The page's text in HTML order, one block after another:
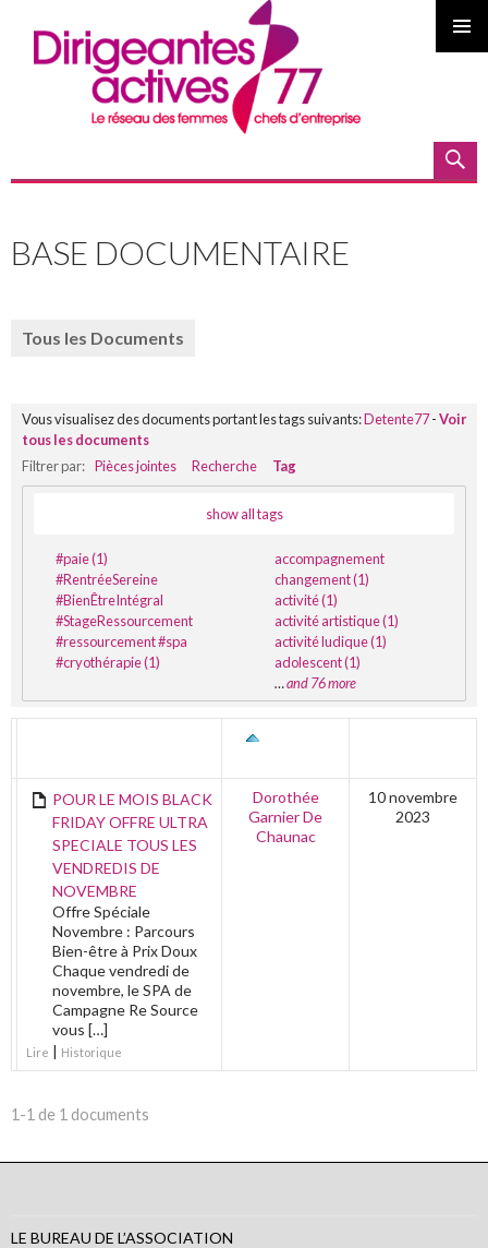
AU
PRINCIPAL
BASE DOCUMENTAIRE
Tous les Documents
Vous visualisez des documents portant les tags suivants:Detente77-Voir
tous les documents
Filtrer par: Pièces jointes Recherche Tag
show all tags
#paie (1)
#RentréeSereine
#BienÊtreIntégral
#StageRessourcement
#ressourcement #spa
#cryothérapie (1)
accompagnement
changement (1)
activité (1)
activité artistique (1)
activité ludique (1)
adolescent (1)
…and 76 more
POUR LE MOIS BLACK
FRIDAY OFFRE ULTRA
SPECIALE TOUS LES
VENDREDIS DE
NOVEMBRE
Offre Spéciale
Novembre : Parcours
Bien-être à Prix Doux
Chaque vendredi de
novembre, le SPA de
Campagne Re Source
vous […]
Lire | Historique
Dorothée
Garnier De
Chaunac
10 novembre
2023
1-1 de 1 documents
LE BUREAU DE L’ASSOCIATION